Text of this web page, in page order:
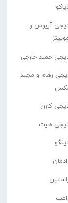
آریوس و
موبیتز
حمید خارجی
رهام و مجید
کارن
هیت
رادمان
راستین
راغب